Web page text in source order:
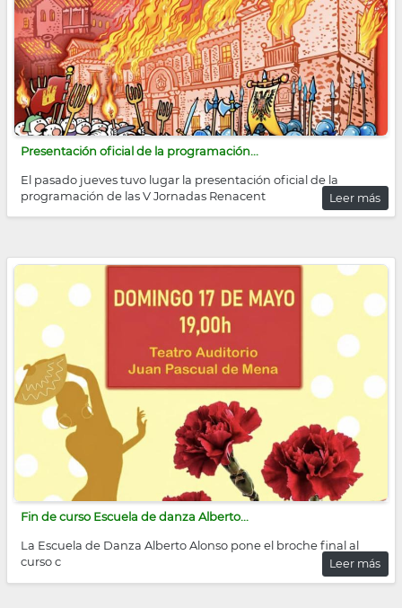
Presentación oficial de la programación...
El pasado jueves tuvo lugar la presentación oficial de la
programación de las V Jornadas Renacent
Leer más
Fin de curso Escuela de danza Alberto...
La Escuela de Danza Alberto Alonso pone el broche final al
curso c
Leer más